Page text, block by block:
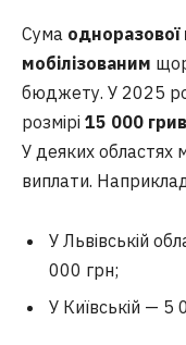
Сума
мобілізованим
бюджету. У 2025
розмірі 15 000
У деяких областях
виплати.
У Львівській
000 грн;
У Київській — 5